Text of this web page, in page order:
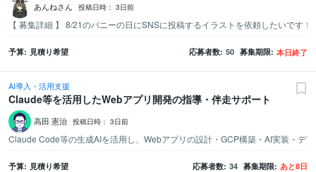
あんねさん 投稿日時： 3日前
予算 見積り希望 応募者数 50 募集期限 本日終了
AI導入・活用支援
Claude等を活用したWebアプリ開発の指導・伴走サポート
高田 憲治 投稿日時： 3日前
予算 見積り希望 応募者数 34 募集期限 あと8日